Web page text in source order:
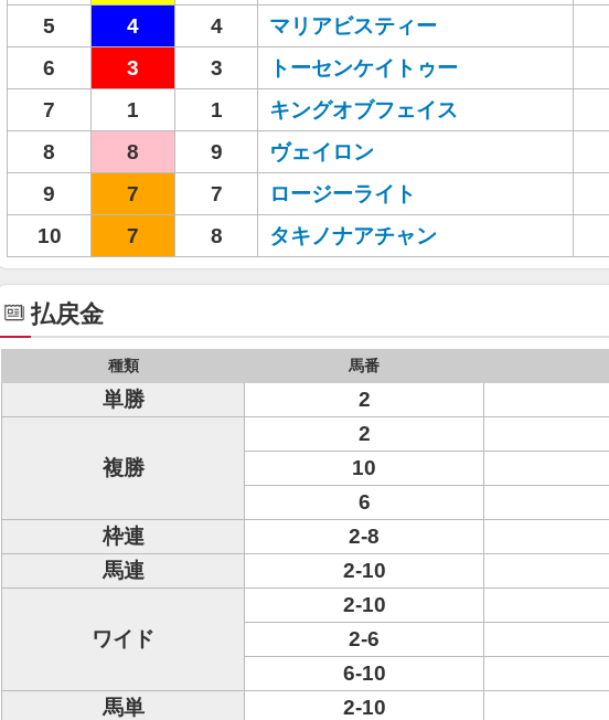
5
4 4 マリアビスティー
6
3 3 トーセンケイトゥー
7
1 1 キングオブフェイス
8
8 9 ヴェイロン
9
7 7 ロージーライト
10
7 8 タキノナアチャン
払戻金
種類 馬番
単勝 2
複勝
2
10
6
枠連
2-8
馬連
2-10
ワイド
2-10
2-6
6-10
馬単
2-10